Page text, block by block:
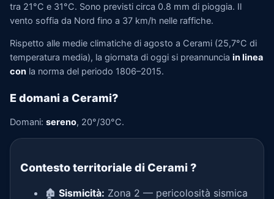
tra 21°C e 31°C. Sono previsti circa 0.8 mm di pioggia. Il
vento soffia da Nord fino a 37 km/h nelle raffiche.
Rispetto alle medie climatiche di agosto a Cerami (25,7°C di
temperatura media), la giornata di oggi si preannuncia in linea
con la norma del periodo 1806–2015.
E domani a Cerami?
Domani: sereno, 20°/30°C.
Contesto territoriale di Cerami ?
🏚️ Sismicità: Zona 2 — pericolosità sismica